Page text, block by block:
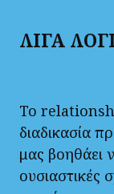
ΛΙΓΑ
Το
διαδικασία
μας βοηθάει
ουσιαστικές